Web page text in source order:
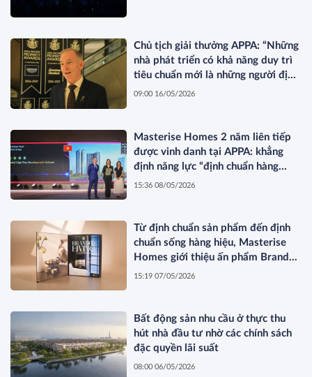
Chủ tịch giải thưởng APPA: “Những
nhà phát triển có khả năng duy trì
tiêu chuẩn mới là những người định
hình thị trường”
09:00 16/05/2026
Masterise Homes 2 năm liên tiếp
được vinh danh tại APPA: khẳng
định năng lực “định chuẩn hàng
hiệu” được quốc tế công nhận
15:36 08/05/2026
Từ định chuẩn sản phẩm đến định
chuẩn sống hàng hiệu, Masterise
Homes giới thiệu ấn phẩm Branded
Living Magazine
15:19 07/05/2026
Bất động sản nhu cầu ở thực thu
hút nhà đầu tư nhờ các chính sách
đặc quyền lãi suất
08:00 06/05/2026